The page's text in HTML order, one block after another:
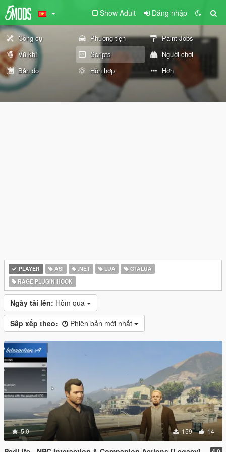
Show Adult Đăng nhập
Công cụ Phương tiện
Paint Jobs
Vũ khí
Scripts
Người chơi
Bản đồ
Hỗn hợp Hơn
PLAYER ASI .NET LUA
GTALUA
RAGE PLUGIN HOOK
Ngày tải lên: Hôm qua
Sắp xếp theo: Phiên bản mới nhất
5.0 159 14